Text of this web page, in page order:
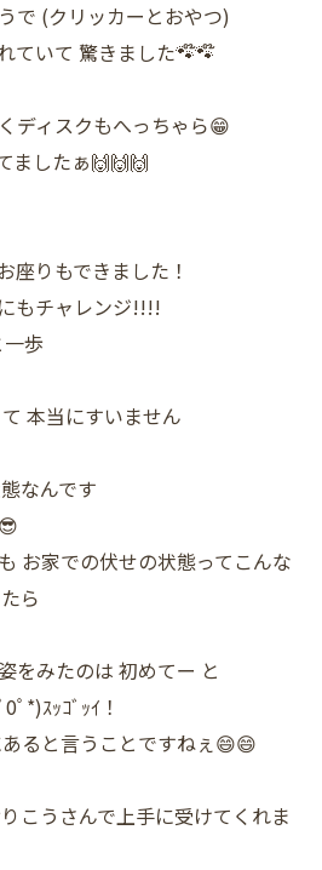
で (クリッカーとおやつ)
ていて 驚きました🐾໊🐾໊
ディスクもへっちゃら😁
ましたぁ🙌🙌🙌
座りもできました！
もチャレンジ!!!!
歩
本当にすいません
なんです
お家での伏せの状態ってこんな
ら
をみたのは 初めてー と
ﾟ*)ｽｯｺﾞｯｲ！
ると言うことですねぇ😄😄
こうさんで上手に受けてくれま